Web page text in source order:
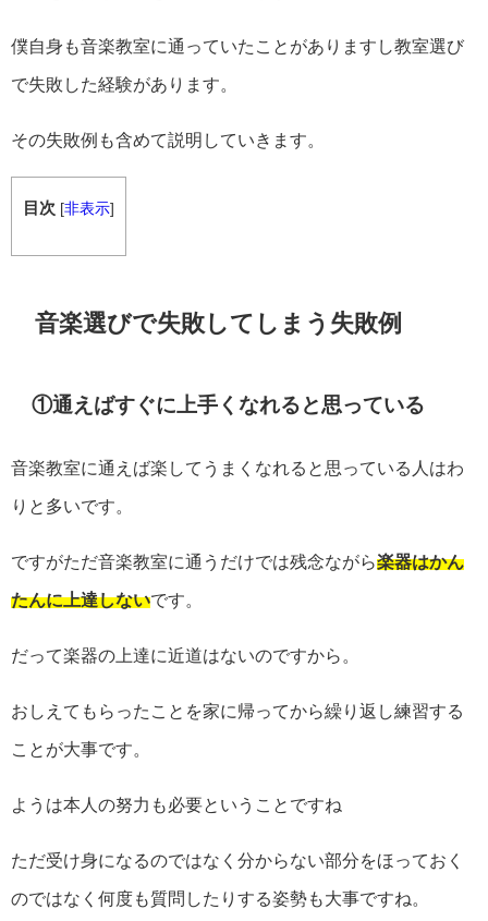
僕自身も音楽教室に通っていたことがありますし教室選び
で失敗した経験があります。
その失敗例も含めて説明していきます。
目次 [非表示]
音楽選びで失敗してしまう失敗例
①通えばすぐに上手くなれると思っている
音楽教室に通えば楽してうまくなれると思っている人はわ
りと多いです。
ですがただ音楽教室に通うだけでは残念ながら楽器はかん
たんに上達しないです。
だって楽器の上達に近道はないのですから。
おしえてもらったことを家に帰ってから繰り返し練習する
ことが大事です。
ようは本人の努力も必要ということですね
ただ受け身になるのではなく分からない部分をほっておく
のではなく何度も質問したりする姿勢も大事ですね。